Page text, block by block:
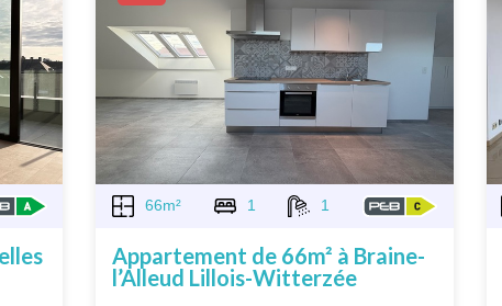
66m² 1 1
Appartement de 66m² à Braine-
l’Alleud Lillois-Witterzée